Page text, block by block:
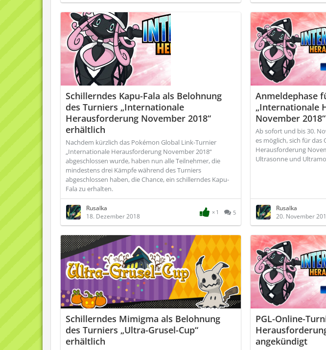
Schillerndes Kapu-Fala als Belohnung
des Turniers „Internationale
Herausforderung November 2018“
erhältlich
Nachdem kürzlich das Pokémon Global Link-Turnier
„Internationale Herausforderung November 2018“
abgeschlossen wurde, haben nun alle Teilnehmer, die
mindestens drei Kämpfe während des Turniers
abgeschlossen haben, die Chance, ein schillerndes Kapu-
Fala zu erhalten.
Rusalka
18. Dezember 2018
1 5
Anmeldephase
„Internationale
November
Ab sofort und bis 30.
es möglich, sich für
Herausforderung
Ultrasonne und
Rusalka
20. November
Schillerndes Mimigma als Belohnung
des Turniers „Ultra-Grusel-Cup“
erhältlich
PGL-Online-
angekündigt